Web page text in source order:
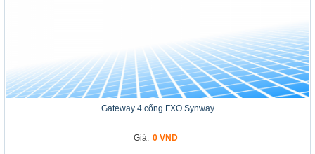
Gateway 4 cổng FXO Synway
Giá: 0 VND